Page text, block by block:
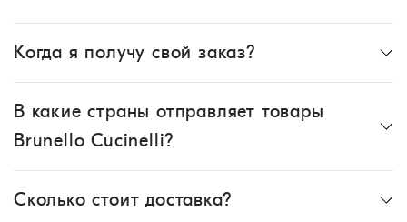
Когда я получу свой заказ?
В какие страны отправляет товары
Brunello Cucinelli?
Сколько стоит доставка?